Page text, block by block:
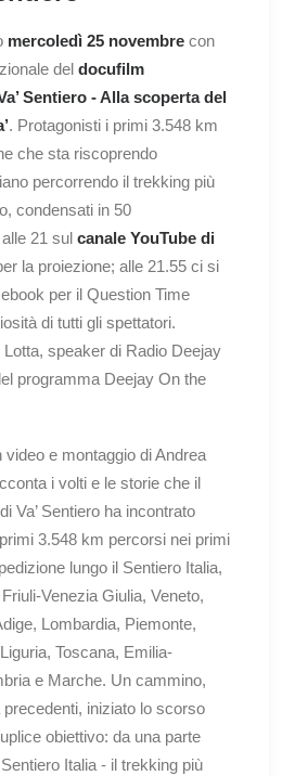
mercoledì 25 novembre con
del docufilm
Sentiero - Alla scoperta del
. Protagonisti i primi 3.548 km
che sta riscoprendo
percorrendo il trekking più
condensati in 50
21 sul canale YouTube di
la proiezione; alle 21.55 ci si
per il Question Time
di tutti gli spettatori.
speaker di Radio Deejay
programma Deejay On the
video e montaggio di Andrea
i volti e le storie che il
Va’ Sentiero ha incontrato
3.548 km percorsi nei primi
lungo il Sentiero Italia,
Venezia Giulia, Veneto,
Lombardia, Piemonte,
Toscana, Emilia-
e Marche. Un cammino,
iniziato lo scorso
obiettivo: da una parte
Italia - il trekking più